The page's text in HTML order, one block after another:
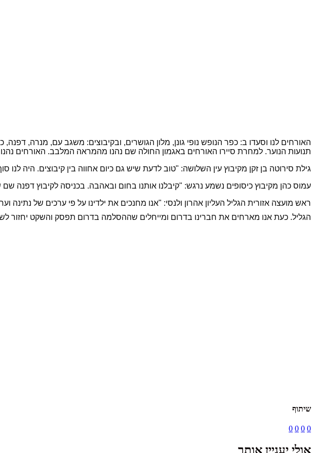
האורחים לנו וסעדו ב: כפר הנופש נופי גונן, מלון הגושרים, ובקיבוצים: משגב עם, מנרה,
תנועות הנוער. למחרת סיירו האורחים באגמון החולה שם נהנו מהמראה המלבב. האורחים
גילת סירוטה בן זקן מקיבוץ עין השלושה: "טוב לדעת שיש גם כיום אחווה בין קיבוצים. היה לנו
עמוס כהן מקיבוץ כיסופים נשמע נרגש: "קיבלנו אותנו בחום ובאהבה. בכניסה לקיבוץ דפנה שם
ראש מועצה אזורית הגליל העליון אהרון ולנסי: "אנו מחנכים את ילדינו על פי ערכים של
הגליל. כעת אנו מארחים את חברינו בדרום ומייחלים שההסלמה בדרום תפסק והשקט יחזור
שיתוף
0
0
0
0
אולי יעניין אותך